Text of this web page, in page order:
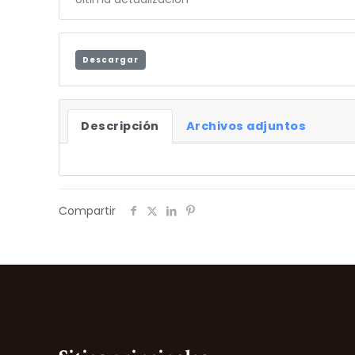
Descargar
Descripción Archivos adjuntos
Compartir